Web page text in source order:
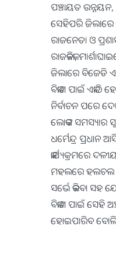
ପଞ୍ଚାୟତ
ସେହିପରି ଜିଲାରେ
ରାଜନେତା ଓ
ରାଜକନିକା,
ଜିଲାରେ ବିଜେଡି ଏକ
ବିକାଶ ପାଇଁ
ନିର୍ବାଚନ ପରେ
ଲୋକଙ୍କ ସମସ୍ୟାର
ଧର୍ମେନ୍ଦ୍ର
କାର୍ଯ୍ୟକ୍ରମରେ
ମହଲରେ ହଲଚଲ
ସର୍ଭେ କରିବା ସହ
ବିକାଶ ପାଇଁ ସେହି
ହୋଇପାରିବ ବୋଲି